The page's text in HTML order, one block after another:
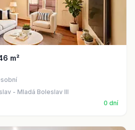
m²
- Mladá Boleslav III
0 dní